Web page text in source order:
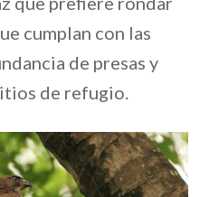
cumplan con las
de presas y
de refugio.